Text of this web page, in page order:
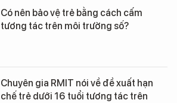
Có nên bảo vệ trẻ bằng cách cấm
tương tác trên môi trường số?
Chuyên gia RMIT nói về đề xuất hạn
chế trẻ dưới 16 tuổi tương tác trên